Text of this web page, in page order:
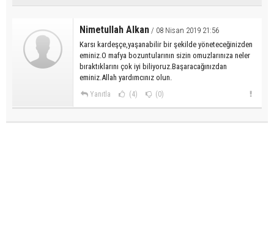
Nimetullah Alkan / 08 Nisan 2019 21:56
Karsı kardeşçe,yaşanabilir bir şekilde yöneteceğinizden
eminiz.O mafya bozuntularının sizin omuzlarınıza neler
bıraktıklarını çok iyi biliyoruz.Başaracağınızdan
eminiz.Allah yardımcınız olun.
Yanıtla (4) (0)